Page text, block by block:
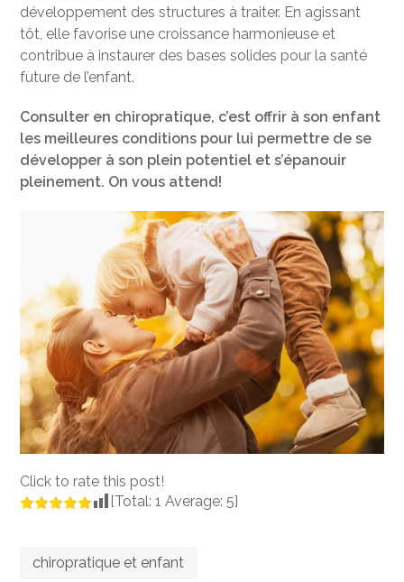
développement des structures à traiter. En agissant
tôt, elle favorise une croissance harmonieuse et
contribue à instaurer des bases solides pour la santé
future de l’enfant.
Consulter en chiropratique, c’est offrir à son enfant
les meilleures conditions pour lui permettre de se
développer à son plein potentiel et s’épanouir
pleinement. On vous attend!
Click to rate this post!
[Total:1 Average:5]
chiropratique et enfant